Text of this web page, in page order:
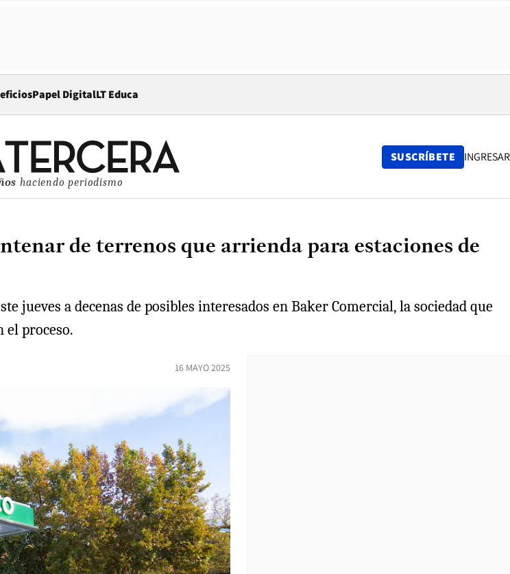
Papel DigitalOpens in new window
LT Educa
haciendo periodismo
SUSCRÍBETE INGRESAR
de terrenos que arrienda para estaciones de
jueves a decenas de posibles interesados en Baker Comercial, la sociedad que
el proceso.
16 MAYO 2025